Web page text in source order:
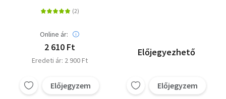
Online ár:
2 610 Ft
Eredeti ár: 2 900 Ft
Előjegyzem
Előjegyezhető
Előjegyzem